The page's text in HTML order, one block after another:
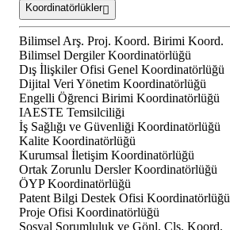
Koordinatörlükler
Bilimsel Arş. Proj. Koord. Birimi Koord.
Bilimsel Dergiler Koordinatörlüğü
Dış İlişkiler Ofisi Genel Koordinatörlüğü
Dijital Veri Yönetim Koordinatörlüğü
Engelli Öğrenci Birimi Koordinatörlüğü
IAESTE Temsilciliği
İş Sağlığı ve Güvenliği Koordinatörlüğü
Kalite Koordinatörlüğü
Kurumsal İletişim Koordinatörlüğü
Ortak Zorunlu Dersler Koordinatörlüğü
ÖYP Koordinatörlüğü
Patent Bilgi Destek Ofisi Koordinatörlüğü
Proje Ofisi Koordinatörlüğü
Sosyal Sorumluluk ve Gönl. Çlş. Koord.